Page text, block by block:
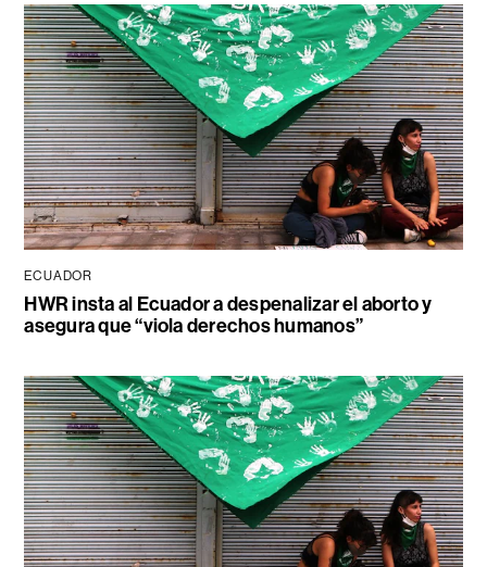
ECUADOR
HWR insta al Ecuador a despenalizar el aborto y
asegura que “viola derechos humanos”